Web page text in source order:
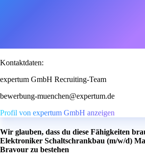
Kontaktdaten:
expertum GmbH Recruiting-Team
bewerbung-muenchen@expertum.de
Profil von expertum GmbH anzeigen
Wir glauben, dass du diese Fähigkeiten
Elektroniker Schaltschrankbau (m/w/d)
Bravour zu bestehen